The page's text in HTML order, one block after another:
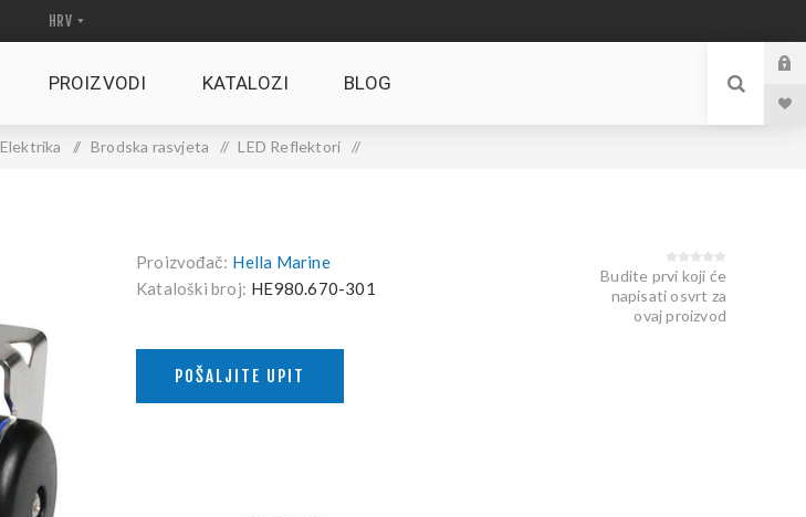
PROIZVODI KATALOZI BLOG
Elektrika / Brodska rasvjeta / LED Reflektori /
Proizvođač: Hella Marine
Kataloški broj: HE980.670-301
Budite prvi koji će
napisati osvrt za
ovaj proizvod
POŠALJITE UPIT